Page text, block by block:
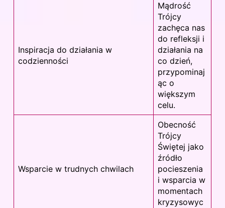
Inspiracja do działania w
codzienności
Mądrość
Trójcy
zachęca nas
do refleksji i
działania na
co dzień,
przypominaj
ąc o
większym
celu.
Wsparcie w trudnych chwilach
Obecność
Trójcy
Świętej jako
źródło
pocieszenia
i wsparcia w
momentach
kryzysowyc